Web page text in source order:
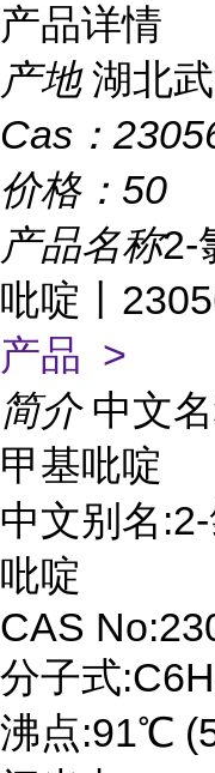
产品详情
产地 湖北
Cas：
价格： 50
产品名称2-
吡啶丨
产品 >
简介 中文
甲基吡啶
中文别名
吡啶
CAS
分子式
沸点:91℃